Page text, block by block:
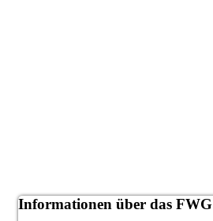
Informationen über das FWG